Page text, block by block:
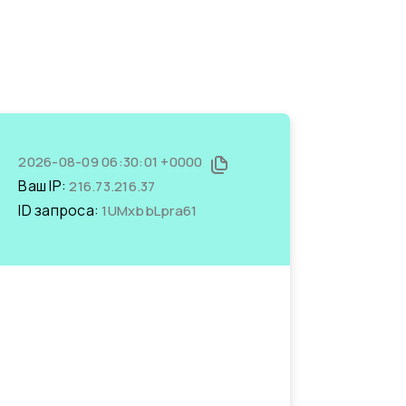
2026-08-09 06:30:01 +0000
Ваш IP:216.73.216.37
ID запроса:1UMxbbLpra61